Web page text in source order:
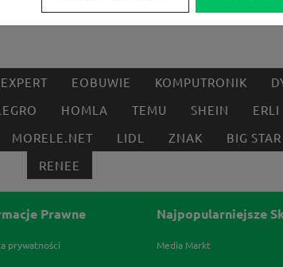
EOBUWIE KOMPUTRONIK
HOMLA TEMU SHEIN ERLI
MORELE.NET LIDL ZNAK BIG STAR
RENEE
Prawne
prywatności
Najpopularniejsze
Media Markt